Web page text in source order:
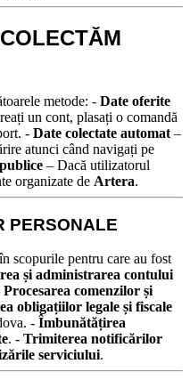
metode: - Date oferite
un cont, plasați o comandă
- Date colectate automat –
atunci când navigați pe
– Dacă utilizatorul
organizate de Artera.
PERSONALE
scopurile pentru care au fost
și administrarea contului
Procesarea comenzilor și
obligațiilor legale și fiscale
- Îmbunătățirea
. - Trimiterea notificărilor
serviciului.